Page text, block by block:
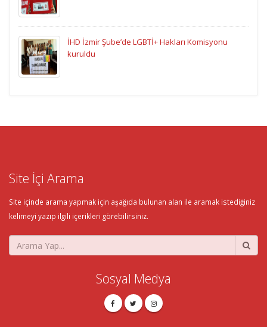
İHD İzmir Şube’de LGBTİ+ Hakları Komisyonu
kuruldu
Site İçi Arama
Site içinde arama yapmak için aşağıda bulunan alan ile aramak istediğiniz
kelimeyi yazıp ilgili içerikleri görebilirsiniz.
Sosyal Medya